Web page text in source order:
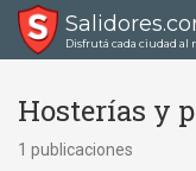
Disfrutá cada ciudad al
Hosterías y
1 publicaciones